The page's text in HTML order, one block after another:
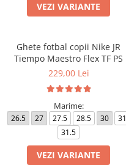
VEZI VARIANTE
Ghete fotbal copii Nike JR
Tiempo Maestro Flex TF PS
229,00 Lei
Marime:
26.5 27 27.5 28.5 30
31
31.5
VEZI VARIANTE